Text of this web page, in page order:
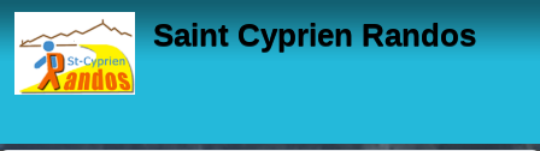
Saint Cyprien Randos
Panneau de gestion des cookies